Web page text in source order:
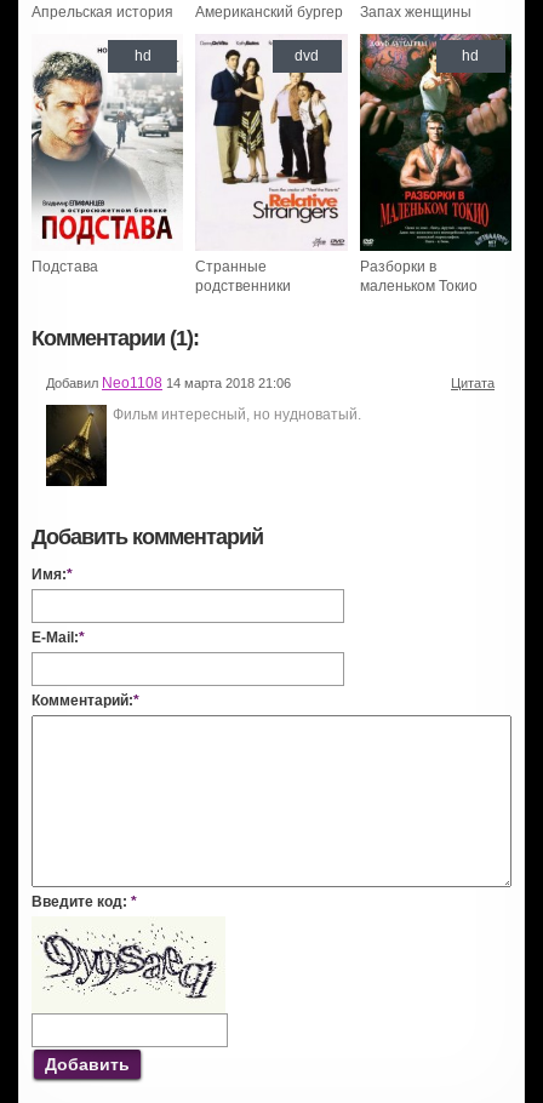
Апрельская история Американский бургер Запах женщины
Подстава
hd
Странные
родственники
dvd
Разборки в
маленьком Токио
hd
Комментарии (1):
Добавил Neo1108 14 марта 2018 21:06 Цитата
Фильм интересный, но нудноватый.
Добавить комментарий
Имя:*
E-Mail:*
Комментарий:*
Введите код: *
Добавить